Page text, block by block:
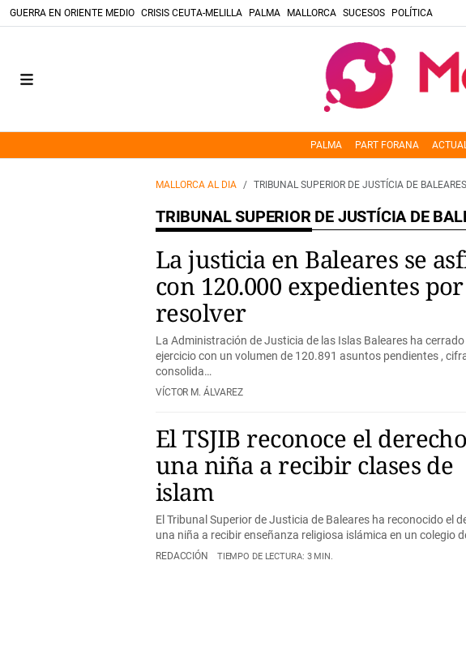
GUERRA EN ORIENTE MEDIO CRISIS CEUTA-MELILLA PALMA MALLORCA SUCESOS POLÍTICA
PALMA PART FORANA
MALLORCA AL DIA TRIBUNAL SUPERIOR DE JUSTÍCIA DE BALEARES
TRIBUNAL SUPERIOR DE JUSTÍCIA DE
La justicia en Baleares se
con 120.000 expedientes por
resolver
La Administración de Justicia de las Islas Baleares ha cerrado
ejercicio con un volumen de 120.891 asuntos pendientes ,
consolida…
VÍCTOR M. ÁLVAREZ
El TSJIB reconoce el
una niña a recibir clases de
islam
El Tribunal Superior de Justicia de Baleares ha reconocido el
una niña a recibir enseñanza religiosa islámica en un colegio
REDACCIÓN TIEMPO DE LECTURA: 3 MIN.